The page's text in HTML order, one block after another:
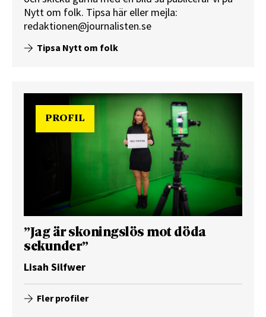
Nytt om folk. Tipsa här eller mejla:
redaktionen@journalisten.se
Tipsa Nytt om folk
PROFIL
”Jag är skoningslös mot döda
sekunder”
Lisah Silfwer
Fler profiler